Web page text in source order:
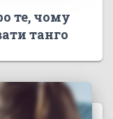
те, чому
танго